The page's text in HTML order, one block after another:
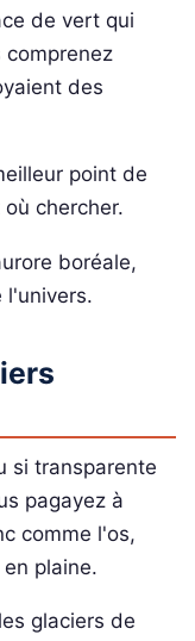
de vert qui
comprenez
des
point de
chercher.
boréale,
l'univers.
si transparente
pagayez à
comme l'os,
plaine.
glaciers de